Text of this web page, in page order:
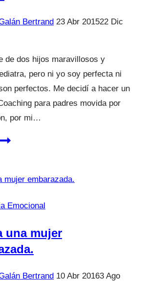
Bertrand 23 Abr 201522 Dic
de dos hijos maravillosos y
pero ni yo soy perfecta ni
perfectos. Me decidí a hacer un
para padres movida por
por mi…
Emocional
una mujer
Bertrand 10 Abr 20163 Ago